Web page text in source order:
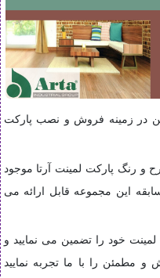
در زمینه فروش و نصب پارکت
پارکت آرتا در آجودانیه30 طرح و رنگ پارکت لمینت آرتا موجود
این مجموعه قابل ارائه می
پارکت لمینت خود را تضمین می نمایید و
مطمئن را با ما تجربه نمایید